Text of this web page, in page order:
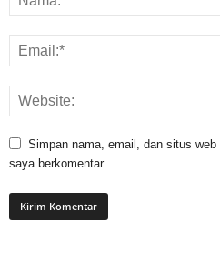
Simpan nama, email, dan situs
saya berkomentar.